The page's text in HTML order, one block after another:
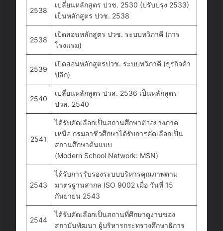
2538
เปลี่ยนหลักสูตร ปวช. 2530 (ปรับปรุง 2533)
เป็นหลักสูตร ปวช. 2538
2538
เปิดสอนหลักสูตร ปวช. ระบบทวิภาคี (การ
โรงแรม)
2539
เปิดสอนหลักสูตรปวช. ระบบทวิภาคี (ธุรกิจค้า
ปลีก)
2540
เปลี่ยนหลักสูตร ปวส. 2536 เป็นหลักสูตร
ปวส. 2540
2541
ได้รับคัดเลือกเป็นสถานศึกษาตัวอย่างภาค
เหนือ กรมอาชีวศึกษาได้รับการคัดเลือกเป็น
สถานศึกษาต้นแบบ
(Modern School Network: MSN)
2543
ได้รับการรับรองระบบบริหารคุณภาพตาม
มาตรฐานสากล ISO 9002 เมื่อ วันที่ 15
กันยายน 2543
2544
ได้รับคัดเลือกเป็นสถานที่ศึกษาดูงานของ
สถาบันพัฒนา ผู้บริหารกระทรวงศึกษาธิการ